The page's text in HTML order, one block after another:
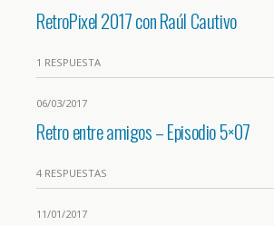
RetroPixel 2017 con Raúl Cautivo
1 RESPUESTA
06/03/2017
Retro entre amigos – Episodio 5×07
4 RESPUESTAS
11/01/2017